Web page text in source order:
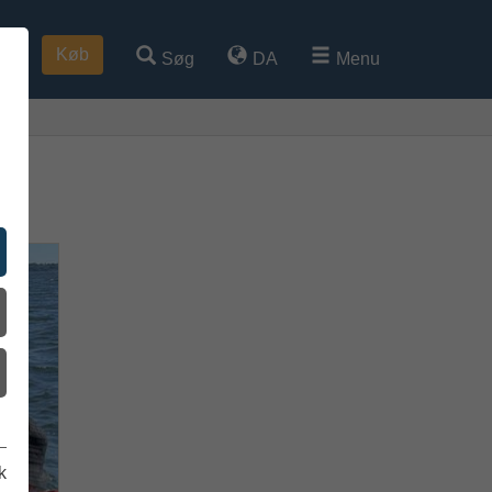
Køb Søg DA Menu